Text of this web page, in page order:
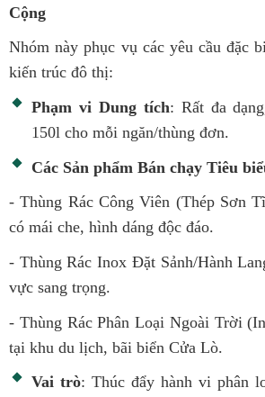
Cộng
Nhóm này phục vụ các yêu cầu đặc
kiến trúc đô thị:
Phạm vi Dung tích: Rất đa
150l cho mỗi ngăn/thùng đơn.
Các Sản phẩm Bán chạy Tiêu
- Thùng Rác Công Viên (Thép Sơn
có mái che, hình dáng độc đáo.
- Thùng Rác Inox Đặt Sảnh/Hành
vực sang trọng.
- Thùng Rác Phân Loại Ngoài Trời
tại khu du lịch, bãi biển Cửa Lò.
Vai trò: Thúc đẩy hành vi phân